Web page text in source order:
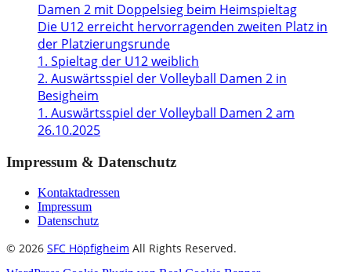
Damen 2 mit Doppelsieg beim Heimspieltag
Die U12 erreicht hervorragenden zweiten Platz in
der Platzierungsrunde
1. Spieltag der U12 weiblich
2. Auswärtsspiel der Volleyball Damen 2 in
Besigheim
1. Auswärtsspiel der Volleyball Damen 2 am
26.10.2025
Impressum & Datenschutz
Kontaktadressen
Impressum
Datenschutz
© 2026 SFC Höpfigheim All Rights Reserved.